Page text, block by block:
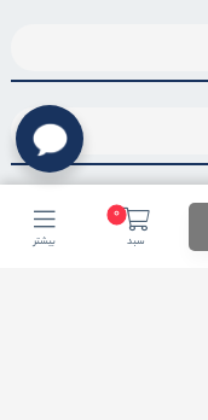
0
سبد بیشتر